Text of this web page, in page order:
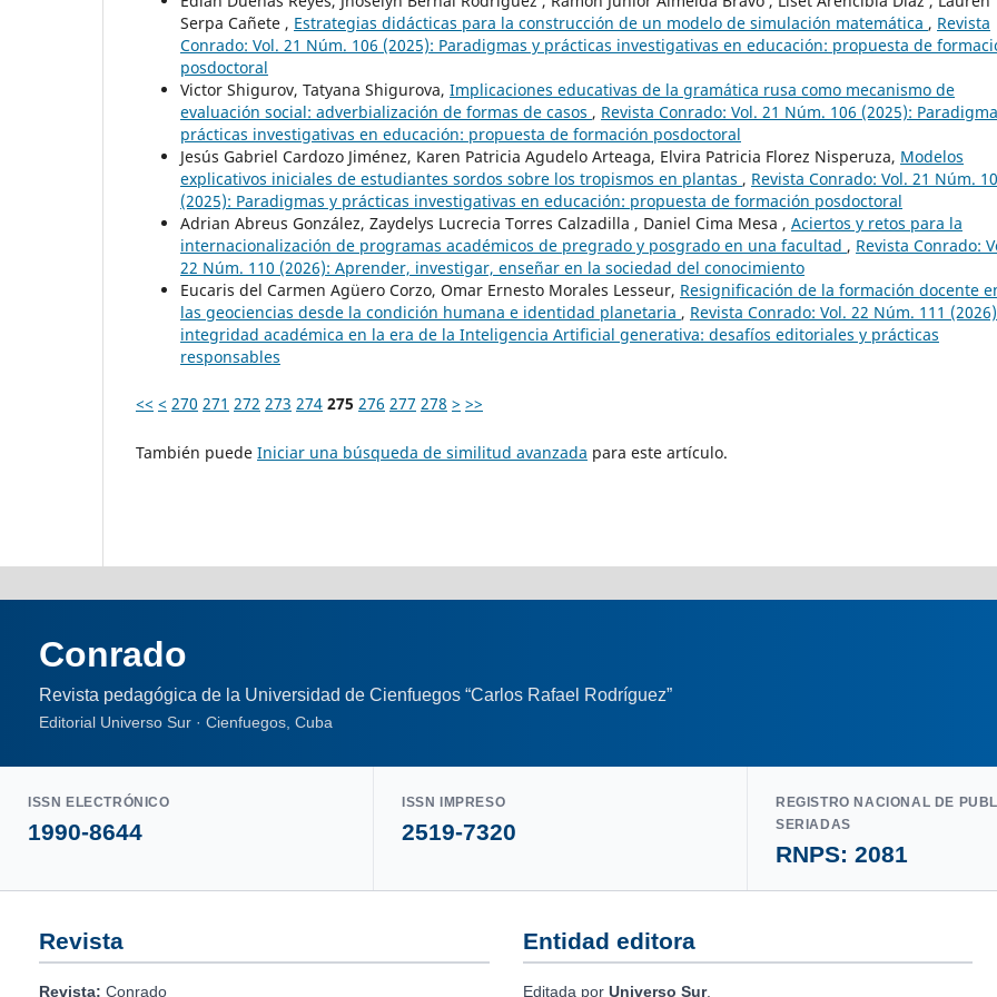
Serpa Cañete , Estrategias didácticas para la construcción de un modelo de simulación matemática , Revista
Conrado: Vol. 21 Núm. 106 (2025): Paradigmas y prácticas investigativas en educación: propuesta de
posdoctoral
Victor Shigurov, Tatyana Shigurova, Implicaciones educativas de la gramática rusa como mecanismo de
evaluación social: adverbialización de formas de casos , Revista Conrado: Vol. 21 Núm. 106 (2025):
prácticas investigativas en educación: propuesta de formación posdoctoral
Jesús Gabriel Cardozo Jiménez, Karen Patricia Agudelo Arteaga, Elvira Patricia Florez Nisperuza, Modelos
explicativos iniciales de estudiantes sordos sobre los tropismos en plantas , Revista Conrado: Vol. 21 Núm.
(2025): Paradigmas y prácticas investigativas en educación: propuesta de formación posdoctoral
Adrian Abreus González, Zaydelys Lucrecia Torres Calzadilla , Daniel Cima Mesa , Aciertos y retos para la
internacionalización de programas académicos de pregrado y posgrado en una facultad , Revista Conrado:
22 Núm. 110 (2026): Aprender, investigar, enseñar en la sociedad del conocimiento
Eucaris del Carmen Agüero Corzo, Omar Ernesto Morales Lesseur, Resignificación de la formación docente
las geociencias desde la condición humana e identidad planetaria , Revista Conrado: Vol. 22 Núm. 111
integridad académica en la era de la Inteligencia Artificial generativa: desafíos editoriales y prácticas
responsables
<< < 270 271 272 273 274 275 276 277 278 > >>
También puede Iniciar una búsqueda de similitud avanzada para este artículo.
Conrado
Revista pedagógica de la Universidad de Cienfuegos “Carlos Rafael Rodríguez”
Editorial Universo Sur · Cienfuegos, Cuba
ISSN ELECTRÓNICO
1990-8644
ISSN IMPRESO
2519-7320
REGISTRO NACIONAL DE
SERIADAS
RNPS: 2081
Revista
Revista: Conrado
Entidad editora
Editada por Universo Sur.